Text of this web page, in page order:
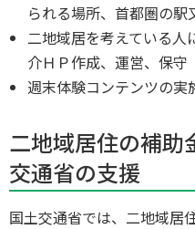
られる場所、首都圏の駅
二地域居を考えている人
介ＨＰ作成、運営、保守
週末体験コンテンツの実
二地域居住の補助
交通省の支援
国土交通省では、二地域居